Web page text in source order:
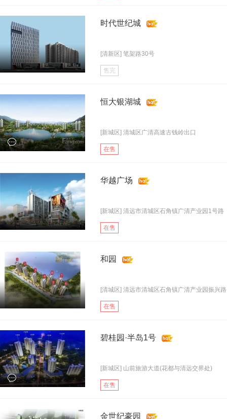
时代世纪城
[清新区] 笔架路30号
售完
恒大银湖城
[新城区] 清城区广清高速古钱岭出口
在售
华越广场
[新城区] 清远市清城区石角镇广清产业园1号路
在售
和园
[清城区] 清远市清城区石角镇广清产业园振兴
在售
碧桂园·半岛1号
[新城区] 山前旅游大道(花都与清远交界处)
在售
金世纪豪园